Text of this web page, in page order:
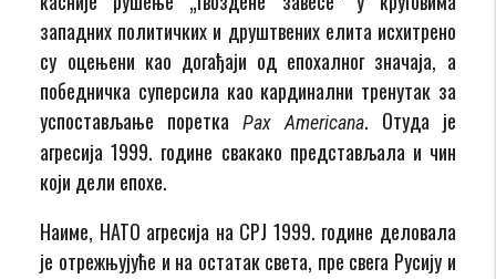
западних политичких и друштвених елита исхитрено
су оцењени као догађаји од епохалног значаја, а
победничка суперсила као кардинални тренутак за
успостављање пореткаPаx Americana. Отуда је
агресија 1999. године свакако представљала и чин
који дели епохе.
Наиме, НАТО агресија на СРЈ 1999. године деловала
је отрежњујуће и на остатак света, пре свега Русију и